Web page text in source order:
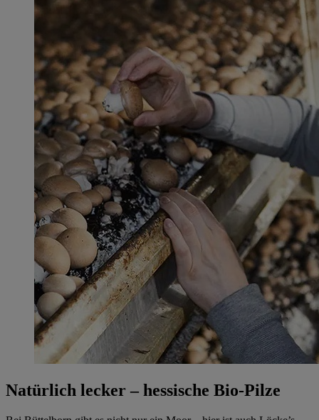
Natürlich lecker – hessische Bio-Pilze